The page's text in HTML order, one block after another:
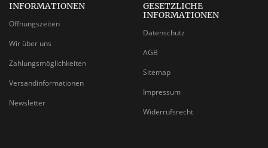
INFORMATIONEN
Öffnungszeiten
Wir über uns
Zahlungsmöglichkeiten
Versandinformationen
Newsletter
GESETZLICHE
INFORMATIONEN
Datenschutz
AGB
Sitemap
Impressum
Widerrufsrecht